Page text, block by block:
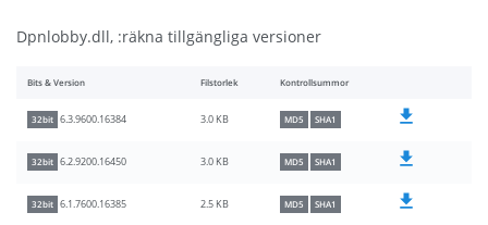
Dpnlobby.dll, :räkna tillgängliga versioner
Bits & Version Filstorlek Kontrollsummor
32bit 6.3.9600.16384 3.0 KB MD5 SHA1
32bit 6.2.9200.16450 3.0 KB MD5 SHA1
32bit 6.1.7600.16385 2.5 KB MD5 SHA1